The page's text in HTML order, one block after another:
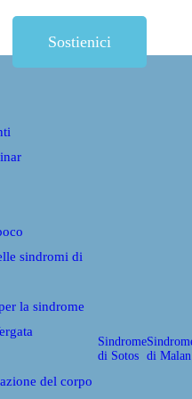
sindromi di
la sindrome
del corpo
Sindrome
di Sotos
di Malan
Sostienici